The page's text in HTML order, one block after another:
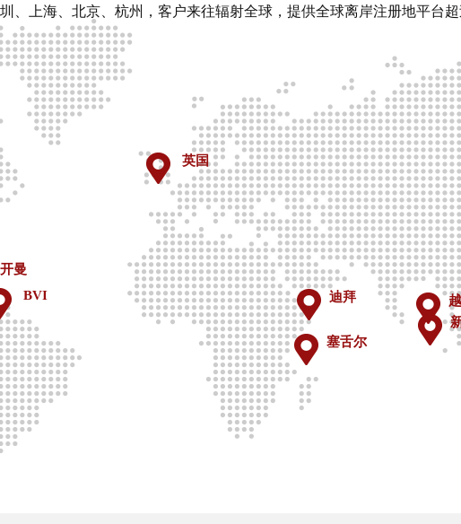
、上海、北京、杭州，客户来往辐射全球，提供全球离岸注册地平台
曼
BVI
英国
迪拜
塞舌尔